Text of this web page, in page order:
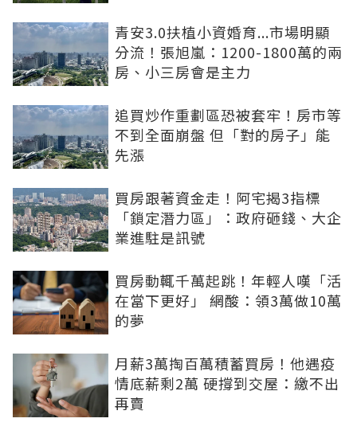
青安3.0扶植小資婚育...市場明顯
分流！張旭嵐：1200-1800萬的兩
房、小三房會是主力
追買炒作重劃區恐被套牢！房市等
不到全面崩盤 但「對的房子」能
先漲
買房跟著資金走！阿宅揭3指標
「鎖定潛力區」：政府砸錢、大企
業進駐是訊號
買房動輒千萬起跳！年輕人嘆「活
在當下更好」 網酸：領3萬做10萬
的夢
月薪3萬掏百萬積蓄買房！他遇疫
情底薪剩2萬 硬撐到交屋：繳不出
再賣